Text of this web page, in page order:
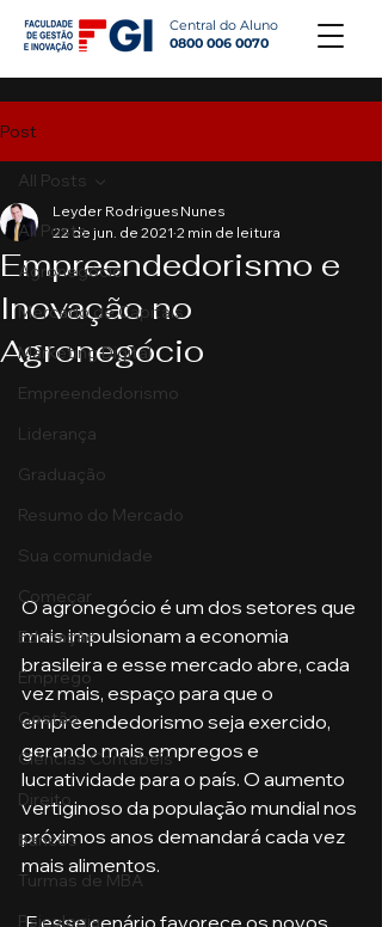
Central do Aluno
0800 006 0070
Post
All Posts
Agronegócio
Mercado de Capitais
Marketing Digital
Empreendedorismo
Liderança
Graduação
Resumo do Mercado
Sua comunidade
Começar
Educação
Emprego
Gestão
Ciências Contábeis
Direito
Bancos
Turmas de MBA
Psicologia
All Posts
Empreendedorismo e
Inovação no
Agronegócio
Leyder Rodrigues Nunes
22 de jun. de 2021 2 min de leitura
O agronegócio é um dos setores que
mais impulsionam a economia
brasileira e esse mercado abre, cada
vez mais, espaço para que o
empreendedorismo seja exercido,
gerando mais empregos e
lucratividade para o país. O aumento
vertiginoso da população mundial nos
próximos anos demandará cada vez
mais alimentos.
E esse cenário favorece os novos